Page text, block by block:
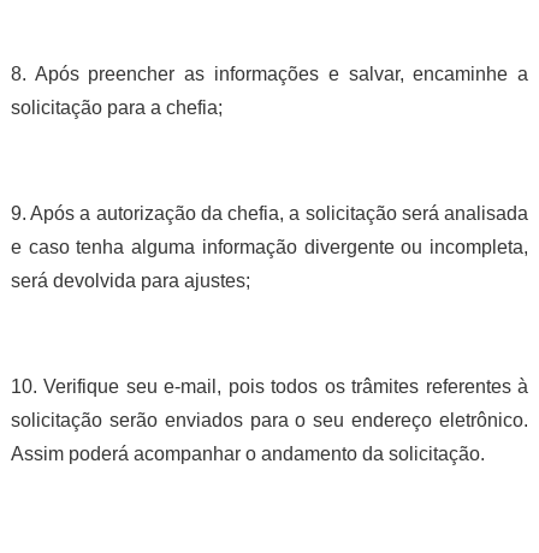
8. Após preencher as informações e salvar, encaminhe a
solicitação para a chefia;
9. Após a autorização da chefia, a solicitação será analisada
e caso tenha alguma informação divergente ou incompleta,
será devolvida para ajustes;
10. Verifique seu e-mail, pois todos os trâmites referentes à
solicitação serão enviados para o seu endereço eletrônico.
Assim poderá acompanhar o andamento da solicitação.